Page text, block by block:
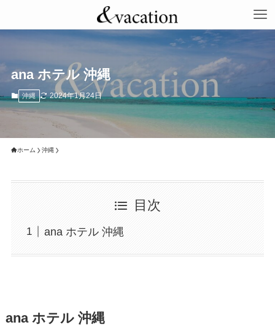
ana ホテル 沖縄
沖縄 2024年1月24日
ホーム 沖縄
目次
ana ホテル 沖縄
ana ホテル 沖縄